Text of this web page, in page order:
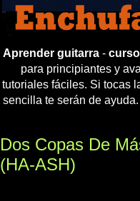
Aprender guitarra-
para principiantes y
tutoriales fáciles. Si tocas
sencilla te serán de
Dos Copas De
(HA-ASH)